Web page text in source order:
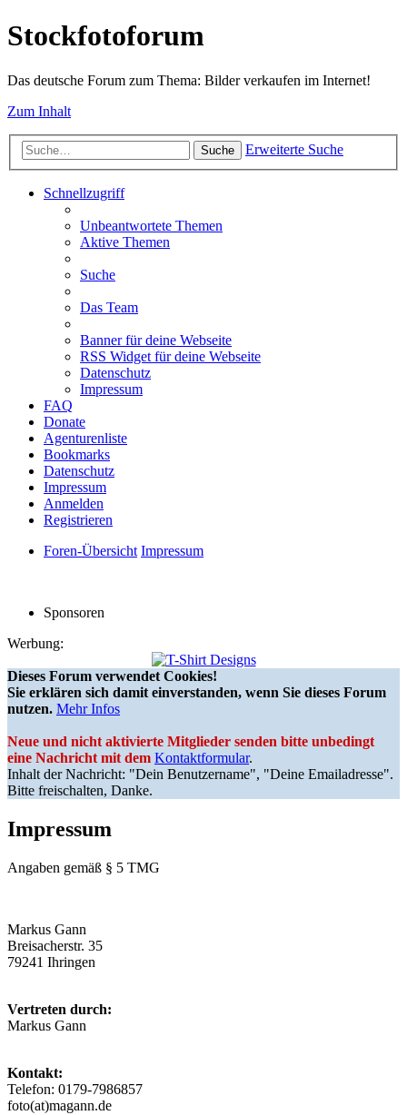
Stockfotoforum
Das deutsche Forum zum Thema: Bilder verkaufen im Internet!
Zum Inhalt
Suche Erweiterte Suche
Schnellzugriff
Unbeantwortete Themen
Aktive Themen
Suche
Das Team
Banner für deine Webseite
RSS Widget für deine Webseite
Datenschutz
Impressum
FAQ
Donate
Agenturenliste
Bookmarks
Datenschutz
Impressum
Anmelden
Registrieren
Foren-Übersicht Impressum
Sponsoren
Werbung:
Dieses Forum verwendet Cookies!
Sie erklären sich damit einverstanden, wenn Sie dieses Forum
nutzen. Mehr Infos
Neue und nicht aktivierte Mitglieder senden bitte unbedingt
eine Nachricht mit dem Kontaktformular.
Inhalt der Nachricht: "Dein Benutzername", "Deine Emailadresse".
Bitte freischalten, Danke.
Impressum
Angaben gemäß § 5 TMG
Markus Gann
Breisacherstr. 35
79241 Ihringen
Vertreten durch:
Markus Gann
Kontakt:
Telefon: 0179-7986857
foto(at)magann.de